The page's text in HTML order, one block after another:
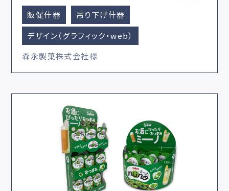
販促什器
吊り下げ什器
デザイン（グラフィック・web）
森永製菓株式会社様